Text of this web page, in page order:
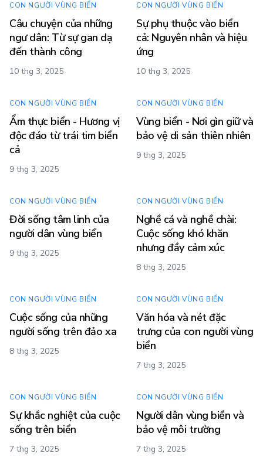
CON NGƯỜI VÙNG BIỂN
Câu chuyện của những
ngư dân: Từ sự gan dạ
đến thành công
10 thg 3, 2025
CON NGƯỜI VÙNG BIỂN
Sự phụ thuộc vào biển
cả: Nguyên nhân và hiệu
ứng
10 thg 3, 2025
CON NGƯỜI VÙNG BIỂN
Ẩm thực biển - Hương vị
độc đáo từ trái tim biển
cả
9 thg 3, 2025
CON NGƯỜI VÙNG BIỂN
Vùng biển - Nơi gìn giữ và
bảo vệ di sản thiên nhiên
9 thg 3, 2025
CON NGƯỜI VÙNG BIỂN
Đời sống tâm linh của
người dân vùng biển
9 thg 3, 2025
CON NGƯỜI VÙNG BIỂN
Nghề cá và nghề chài:
Cuộc sống khó khăn
nhưng đầy cảm xúc
8 thg 3, 2025
CON NGƯỜI VÙNG BIỂN
Cuộc sống của những
người sống trên đảo xa
8 thg 3, 2025
CON NGƯỜI VÙNG BIỂN
Văn hóa và nét đặc
trưng của con người vùng
biển
7 thg 3, 2025
CON NGƯỜI VÙNG BIỂN
Sự khắc nghiệt của cuộc
sống trên biển
7 thg 3, 2025
CON NGƯỜI VÙNG BIỂN
Người dân vùng biển và
bảo vệ môi trường
7 thg 3, 2025